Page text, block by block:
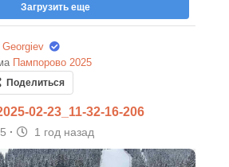
Загрузить еще
Пампорово 2025
Поделиться
02-23_11-32-16-206
· 1 год назад